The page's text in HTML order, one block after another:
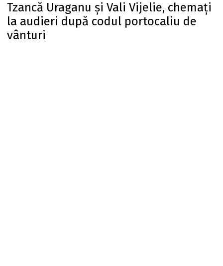
Tzancă Uraganu și Vali Vijelie, chemați
la audieri după codul portocaliu de
vânturi